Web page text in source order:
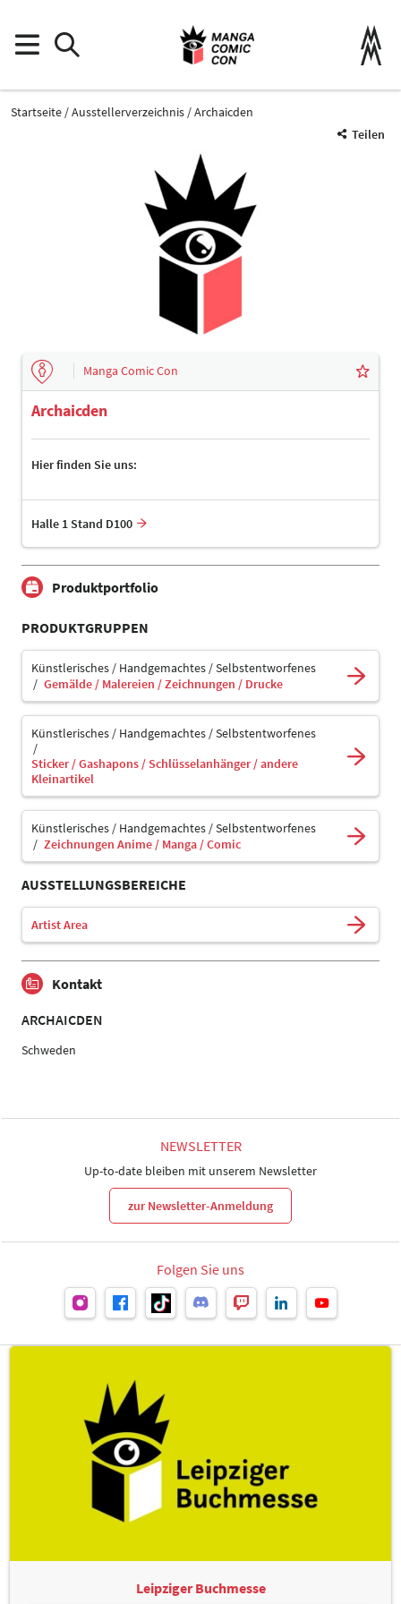
Startseite Ausstellerverzeichnis
Archaicden
Teilen
Manga Comic Con
Archaicden
Hier finden Sie uns:
Halle 1 Stand D100
Produktportfolio
PRODUKTGRUPPEN
Künstlerisches / Handgemachtes / Selbstentworfenes
Gemälde / Malereien / Zeichnungen / Drucke
Künstlerisches / Handgemachtes / Selbstentworfenes
Sticker / Gashapons / Schlüsselanhänger / andere
Kleinartikel
Künstlerisches / Handgemachtes / Selbstentworfenes
Zeichnungen Anime / Manga / Comic
AUSSTELLUNGSBEREICHE
Artist Area
Kontakt
ARCHAICDEN
Schweden
NEWSLETTER
Up-to-date bleiben mit unserem Newsletter
zur Newsletter-Anmeldung
Folgen Sie uns
Leipziger Buchmesse